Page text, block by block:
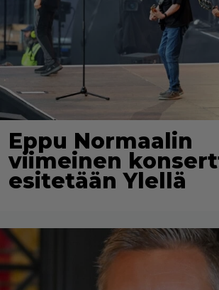
Eppu Normaalin
viimeinen
esitetään Ylellä